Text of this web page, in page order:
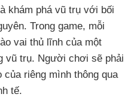
khám phá vũ trụ với bối
. Trong game, mỗi
vai thủ lĩnh của một
vũ trụ. Người chơi sẽ phải
của riêng mình thông qua
tế.